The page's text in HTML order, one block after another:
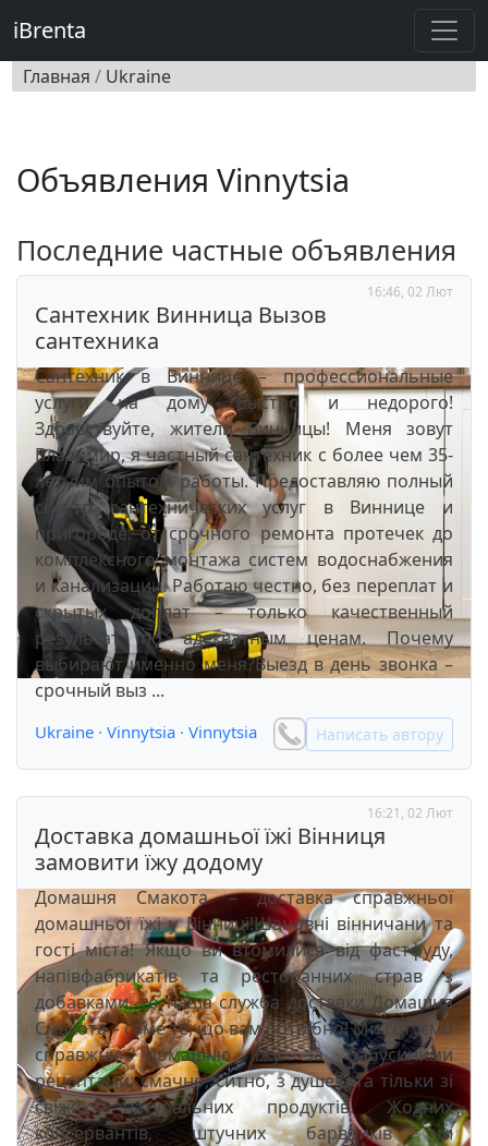
iBrenta
Главная / Ukraine
Объявления Vinnytsia
Последние частные объявления
16:46, 02 Лют
Сантехник Винница Вызов
сантехника
Сантехник в Виннице – профессиональные
услуги на дому быстро и недорого!
Здравствуйте, жители Винницы! Меня зовут
Владимир, я частный сантехник с более чем 35-
летним опытом работы. Предоставляю полный
спектр сантехнических услуг в Виннице и
пригороде: от срочного ремонта протечек до
комплексного монтажа систем водоснабжения
и канализации. Работаю честно, без переплат и
скрытых доплат – только качественный
результат по адекватным ценам. Почему
выбирают именно меня?Выезд в день звонка –
срочный выз ...
Ukraine · Vinnytsia · Vinnytsia Написать автору
16:21, 02 Лют
Доставка домашньої їжі Вінниця
замовити їжу додому
Домашня Смакота – доставка справжньої
домашньої їжі у Вінниці!Шановні вінничани та
гості міста! Якщо ви втомилися від фастфуду,
напівфабрикатів та ресторанних страв з
добавками, то наша служба доставки Домашня
Смакота – саме те, що вам потрібно! Ми готуємо
справжню домашню їжу за бабусиними
рецептами: смачно, ситно, з душею та тільки зі
свіжих натуральних продуктів. Жодних
консервантів, штучних барвників чи